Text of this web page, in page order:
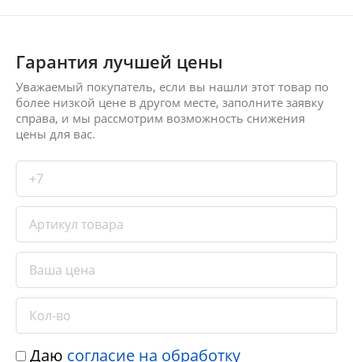
Гарантия лучшей цены
Уважаемый покупатель, если вы нашли этот товар по
более низкой цене в другом месте, заполните заявку
справа, и мы рассмотрим возможность снижения
цены для вас.
Даю согласие на обработку